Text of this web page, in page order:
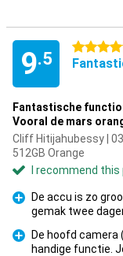
9.5
5 stars
Fantastische
Vooral de mars
Cliff Hitijahubessy |
512GB Orange
I recommend
De accu is zo
gemak twee
De hoofd
handige functie.